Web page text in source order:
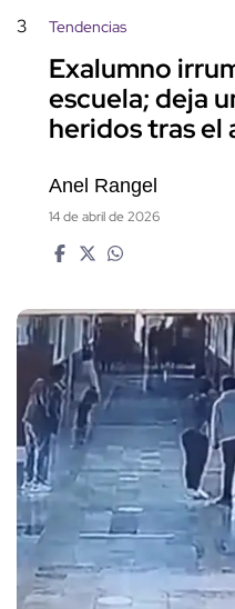
3 Tendencias
Exalumno
escuela; deja
heridos tras el
Anel Rangel
14 de abril de 2026